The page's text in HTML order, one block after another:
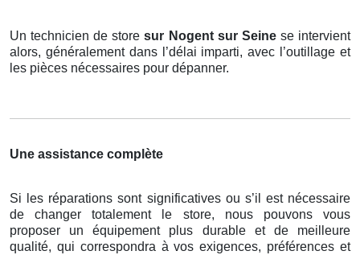
Un technicien de storesur Nogent sur Seine se intervient
alors, généralement dans l’délai imparti, avec l’outillage et
les pièces nécessaires pour dépanner.
Une assistance complète
Si les réparations sont significatives ou s’il est nécessaire
de changer totalement le store, nous pouvons vous
proposer un équipement plus durable et de meilleure
qualité, qui correspondra à vos exigences, préférences et